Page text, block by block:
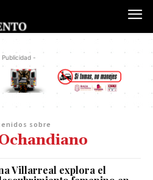
Publicidad -
sobre
Villarreal explora el